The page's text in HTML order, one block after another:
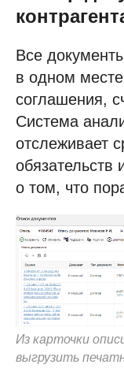
Все
в одном
соглашения,
Система
отслеживает
обязательств
о том, что
Из карточки
выгрузить